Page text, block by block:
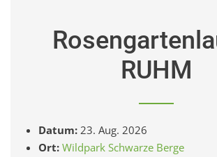
RUHM
Datum: 23. Aug. 2026
Ort: Wildpark Schwarze Berge